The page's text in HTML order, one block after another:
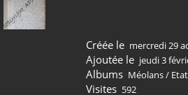
Créée le mercredi 29
Ajoutée le jeudi 3
Albums Méolans/
Visites 592